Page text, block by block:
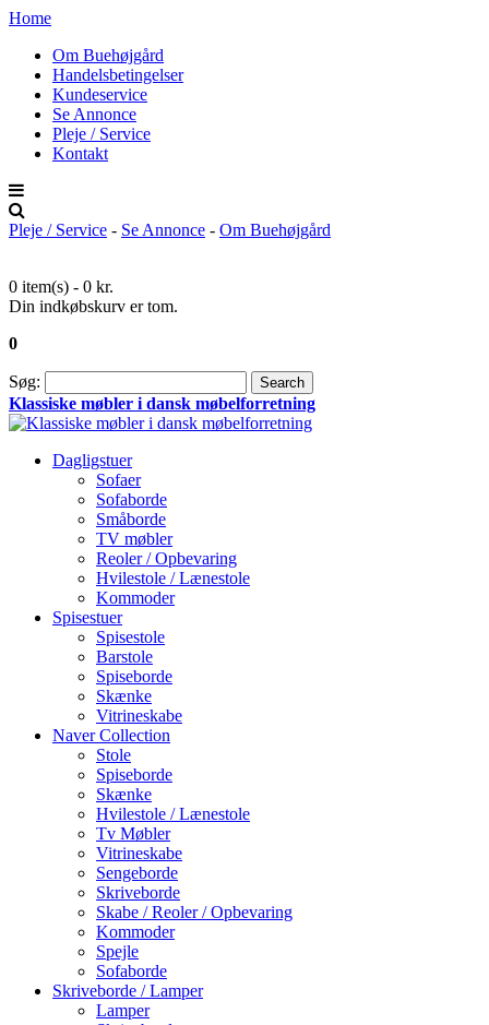
Home
Om Buehøjgård
Handelsbetingelser
Kundeservice
Se Annonce
Pleje / Service
Kontakt
Pleje / Service - Se Annonce - Om Buehøjgård
0 item(s) - 0 kr.
Din indkøbskurv er tom.
0
Søg: Search
Klassiske møbler i dansk møbelforretning
Dagligstuer
Sofaer
Sofaborde
Småborde
TV møbler
Reoler / Opbevaring
Hvilestole / Lænestole
Kommoder
Spisestuer
Spisestole
Barstole
Spiseborde
Skænke
Vitrineskabe
Naver Collection
Stole
Spiseborde
Skænke
Hvilestole / Lænestole
Tv Møbler
Vitrineskabe
Sengeborde
Skriveborde
Skabe / Reoler / Opbevaring
Kommoder
Spejle
Sofaborde
Skriveborde / Lamper
Lamper